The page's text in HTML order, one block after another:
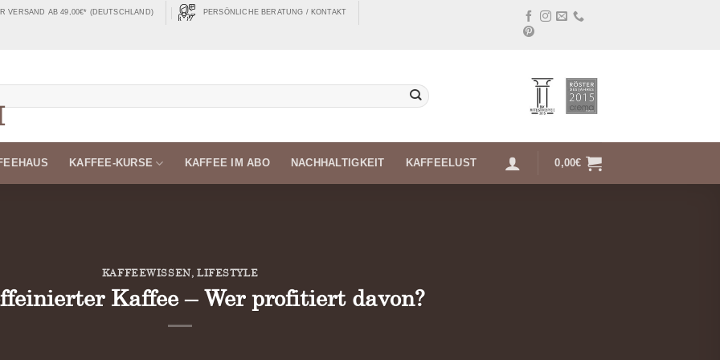
VERSAND AB 49,00€* (DEUTSCHLAND) PERSÖNLICHE BERATUNG / KONTAKT
KAFFEE-KURSE KAFFEE IM ABO NACHHALTIGKEIT KAFFEELUST 0,00€
KAFFEEWISSEN, LIFESTYLE
Kaffee – Wer profitiert davon?